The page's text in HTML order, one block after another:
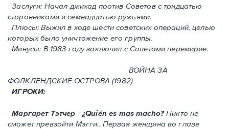
Заслуги: Начал джихад против Советов с тридцатью
сторонниками и семнадцатью ружьями.
Плюсы: Выжил в ходе шести советских операций, целью
которых было уничтожение его группы.
Минусы: В 1983 году заключил с Советами перемирие.
ВОЙНА ЗА
ФОЛКЛЕНДСКИЕ ОСТРОВА (1982)
ИГРОКИ:
Маргарет Тэтчер -¿Quién es mas macho?Никто не
сможет превзойти Мэгги.. Первая женщина во главе